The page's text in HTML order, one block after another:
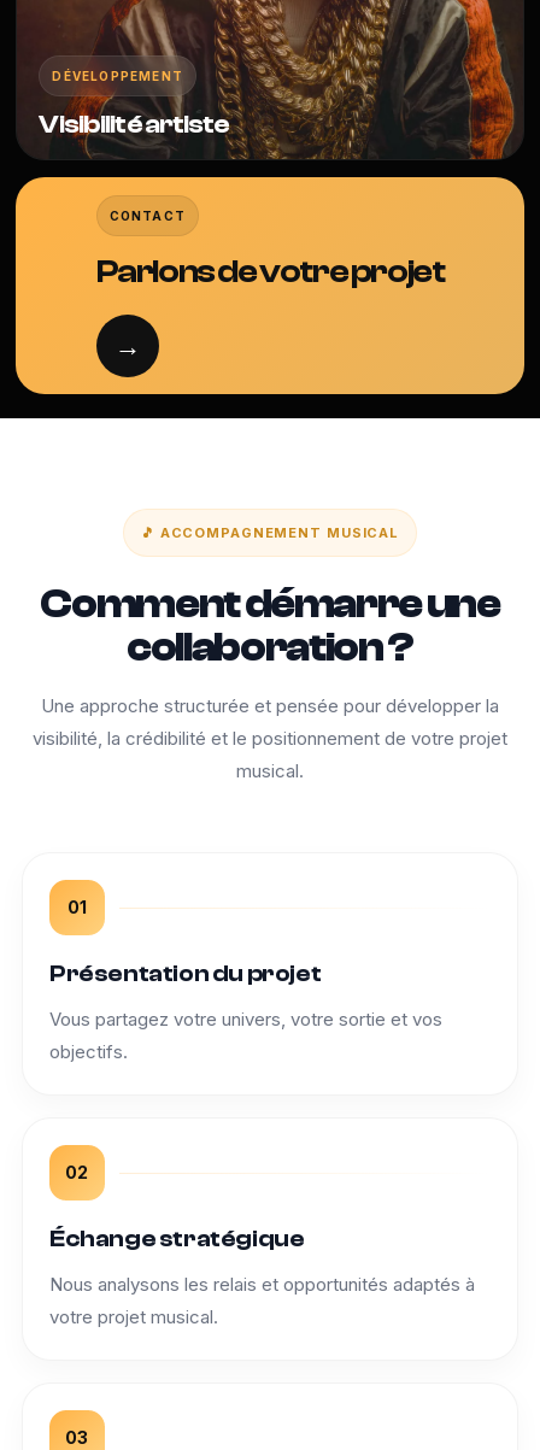
DÉVELOPPEMENT
Visibilité artiste
CONTACT
Parlons de votre projet
→
🎵 ACCOMPAGNEMENT MUSICAL
Comment démarre une
collaboration ?
Une approche structurée et pensée pour développer la
visibilité, la crédibilité et le positionnement de votre projet
musical.
01
Présentation du projet
Vous partagez votre univers, votre sortie et vos
objectifs.
02
Échange stratégique
Nous analysons les relais et opportunités adaptés à
votre projet musical.
03